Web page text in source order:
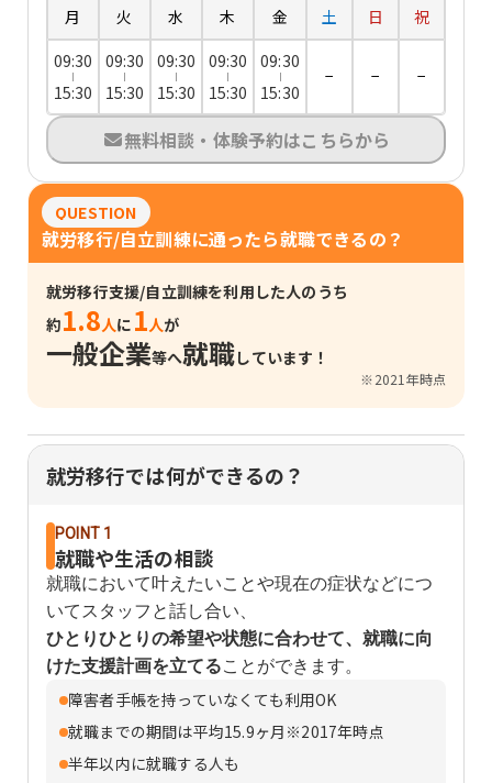
月 火 水 木 金 土 日
祝
09:30
15:30
09:30
15:30
09:30
15:30
09:30
15:30
09:30
15:30
− − −
無料相談・体験予約はこちらから
QUESTION
就労移行/自立訓練に通ったら就職できるの？
就労移行支援/自立訓練を利用した人のうち
約1.8人に 1人が
一般企業等へ就職しています！
※2021年時点
就労移行では何ができるの？
POINT 1
就職や生活の相談
就職において叶えたいことや現在の症状などにつ
いてスタッフと話し合い、
ひとりひとりの希望や状態に合わせて、就職に向
けた支援計画を立てることができます。
障害者手帳を持っていなくても利用OK
就職までの期間は平均15.9ヶ月※2017年時点
半年以内に就職する人も